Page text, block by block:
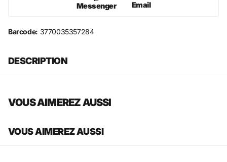
Messenger Email
Barcode: 3770035357284
DESCRIPTION
VOUS AIMEREZ AUSSI
VOUS AIMEREZ AUSSI